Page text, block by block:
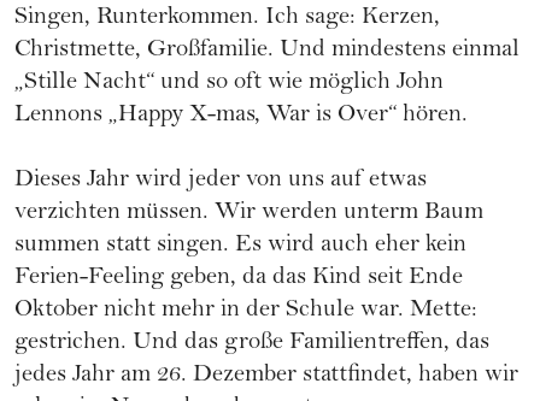
Singen, Runterkommen. Ich sage: Kerzen,
Christmette, Großfamilie. Und mindestens einmal
„Stille Nacht“ und so oft wie möglich John
Lennons „Happy X-mas, War is Over“ hören.
Dieses Jahr wird jeder von uns auf etwas
verzichten müssen. Wir werden unterm Baum
summen statt singen. Es wird auch eher kein
Ferien-Feeling geben, da das Kind seit Ende
Oktober nicht mehr in der Schule war. Mette:
gestrichen. Und das große Familientreffen, das
jedes Jahr am 26. Dezember stattfindet, haben wir